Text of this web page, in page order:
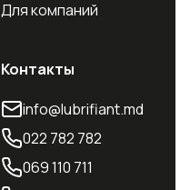
Для компаний
Контакты
info@lubrifiant.md
022 782 782
069 110 711